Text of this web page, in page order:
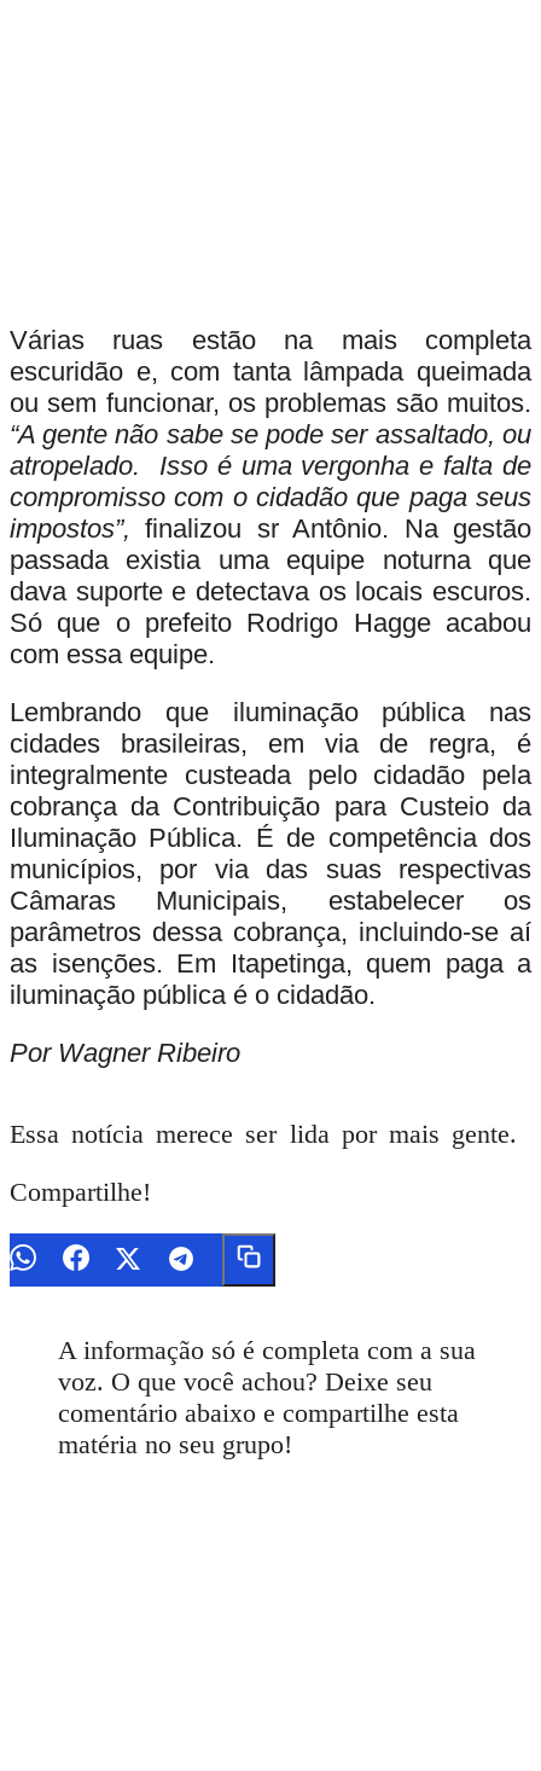
Várias ruas estão na mais completa
escuridão e, com tanta lâmpada queimada
ou sem funcionar, os problemas são muitos.
“A gente não sabe se pode ser assaltado, ou
atropelado. Isso é uma vergonha e falta de
compromisso com o cidadão que paga seus
impostos”, finalizou sr Antônio. Na gestão
passada existia uma equipe noturna que
dava suporte e detectava os locais escuros.
Só que o prefeito Rodrigo Hagge acabou
com essa equipe.
Lembrando que iluminação pública nas
cidades brasileiras, em via de regra, é
integralmente custeada pelo cidadão pela
cobrança da Contribuição para Custeio da
Iluminação Pública. É de competência dos
municípios, por via das suas respectivas
Câmaras Municipais, estabelecer os
parâmetros dessa cobrança, incluindo-se aí
as isenções. Em Itapetinga, quem paga a
iluminação pública é o cidadão.
Por Wagner Ribeiro
Essa notícia merece ser lida por mais gente.
Compartilhe!
A informação só é completa com a sua
voz. O que você achou? Deixe seu
comentário abaixo e compartilhe esta
matéria no seu grupo!